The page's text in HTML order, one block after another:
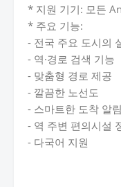
* 지원 기기: 모든
* 주요 기능:
- 전국 주요 도시의
- 역·경로 검색 기능
- 맞춤형 경로 제공
- 깔끔한 노선도
- 스마트한 도착 알림
- 역 주변 편의시설
- 다국어 지원